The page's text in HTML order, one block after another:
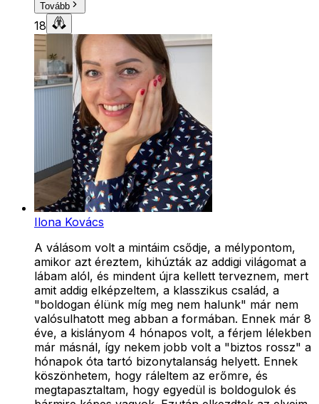
Tovább
18
Ilona Kovács
A válásom volt a mintáim csődje, a mélypontom,
amikor azt éreztem, kihúzták az addigi világomat a
lábam alól, és mindent újra kellett terveznem, mert
amit addig elképzeltem, a klasszikus család, a
"boldogan élünk míg meg nem halunk" már nem
valósulhatott meg abban a formában. Ennek már 8
éve, a kislányom 4 hónapos volt, a férjem lélekben
már másnál, így nekem jobb volt a "biztos rossz" a
hónapok óta tartó bizonytalanság helyett. Ennek
köszönhetem, hogy ráleltem az erőmre, és
megtapasztaltam, hogy egyedül is boldogulok és